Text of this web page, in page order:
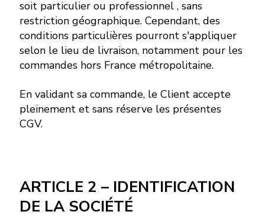
soit particulier ou professionnel , sans
restriction géographique. Cependant, des
conditions particulières pourront s'appliquer
selon le lieu de livraison, notamment pour les
commandes hors France métropolitaine.
En validant sa commande, le Client accepte
pleinement et sans réserve les présentes
CGV.
ARTICLE 2 – IDENTIFICATION
DE LA SOCIÉTÉ